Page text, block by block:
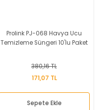
Prolink PJ-068 Havya Ucu
Temizleme Süngeri 10'lu Paket
380,16 TL
171,07 TL
Sepete Ekle